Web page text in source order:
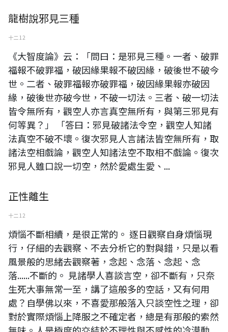
龍樹說邪見三種
十二 12
《大智度論》云：「問曰：是邪見三種。一者、破罪
福報不破罪福，破因緣果報不破因緣，破後世不破今
世。二者、破罪福報亦破罪福，破因緣果報亦破因
緣，破後世亦破今世，不破一切法。三者、破一切法
皆令無所有，觀空人亦言真空無所有，與第三邪見有
何等異？」 「答曰：邪見破諸法令空，觀空人知諸
法真空不破不壞。復次邪見人言諸法皆空無所有，取
諸法空相戲論，觀空人知諸法空不取相不戲論。復次
邪見人雖口說一切空，然於愛處生愛、...
正性離生
十二 12
煩惱不斷相續，是很正常的。 逐日觀察自身煩惱現
行，仔細的去觀察、不去分析它的對與錯，只是以看
風景般的思緒去觀察著，念起、念落、念起、念
落......不斷的。 見諸學人喜談言空，卻不斷有，只奈
生死大事無常一至，講了這般多的空話，又有何用
處？自學佛以來，不喜愛那般落入只談空性之理，卻
對於實際煩惱上降服之不確定者，總是有那般的索然